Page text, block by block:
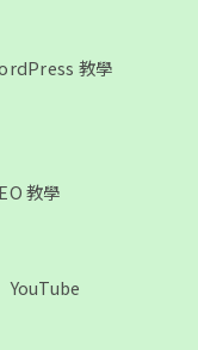
教學
教學
YouTube